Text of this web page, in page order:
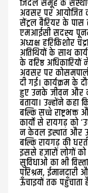
जिंदल समूह के
अवसर पर आयोजित
सेंट्रल बैरियर के पास
एमआईसी सदस्य
अध्यक्ष हरिकिशोर
अतिथियों के साथ
के वरिष्ठ
अवसर पर कोसमपाली
दी गई। कार्यक्रम के
हुए उनके जीवन और
बताया। उन्होंने कहा
बल्कि सच्चे
कार्यों से रायगढ़ को
न केवल इस्पात और
बल्कि रायगढ़ की
इससे हज़ारों लोगों को
सुविधाओं का भी
परिश्रम, ईमानदारी
ऊँचाइयों तक